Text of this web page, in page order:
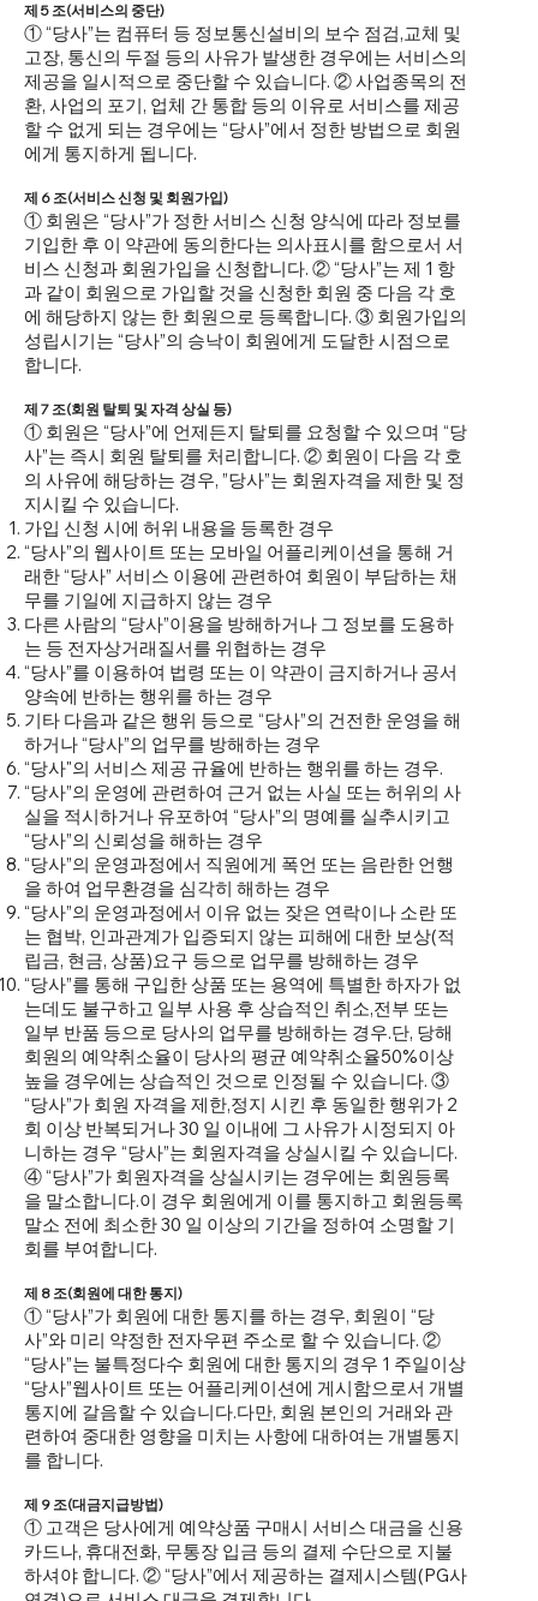
제 5 조(서비스의 중단)
① “당사”는 컴퓨터 등 정보통신설비의 보수 점검,교체 및
고장, 통신의 두절 등의 사유가 발생한 경우에는 서비스의
제공을 일시적으로 중단할 수 있습니다. ② 사업종목의 전
환, 사업의 포기, 업체 간 통합 등의 이유로 서비스를 제공
할 수 없게 되는 경우에는 “당사”에서 정한 방법으로 회원
에게 통지하게 됩니다.
제 6 조(서비스 신청 및 회원가입)
① 회원은 “당사”가 정한 서비스 신청 양식에 따라 정보를
기입한 후 이 약관에 동의한다는 의사표시를 함으로서 서
비스 신청과 회원가입을 신청합니다. ② “당사”는 제 1 항
과 같이 회원으로 가입할 것을 신청한 회원 중 다음 각 호
에 해당하지 않는 한 회원으로 등록합니다. ③ 회원가입의
성립시기는 “당사”의 승낙이 회원에게 도달한 시점으로
합니다.
제 7 조(회원 탈퇴 및 자격 상실 등)
① 회원은 “당사”에 언제든지 탈퇴를 요청할 수 있으며 “당
사”는 즉시 회원 탈퇴를 처리합니다. ② 회원이 다음 각 호
의 사유에 해당하는 경우, ”당사”는 회원자격을 제한 및 정
지시킬 수 있습니다.
가입 신청 시에 허위 내용을 등록한 경우
“당사”의 웹사이트 또는 모바일 어플리케이션을 통해 거
래한 “당사” 서비스 이용에 관련하여 회원이 부담하는 채
무를 기일에 지급하지 않는 경우
다른 사람의 “당사”이용을 방해하거나 그 정보를 도용하
는 등 전자상거래질서를 위협하는 경우
“당사”를 이용하여 법령 또는 이 약관이 금지하거나 공서
양속에 반하는 행위를 하는 경우
기타 다음과 같은 행위 등으로 “당사”의 건전한 운영을 해
하거나 “당사”의 업무를 방해하는 경우
“당사"의 서비스 제공 규율에 반하는 행위를 하는 경우.
“당사”의 운영에 관련하여 근거 없는 사실 또는 허위의 사
실을 적시하거나 유포하여 “당사”의 명예를 실추시키고
“당사”의 신뢰성을 해하는 경우
“당사”의 운영과정에서 직원에게 폭언 또는 음란한 언행
을 하여 업무환경을 심각히 해하는 경우
“당사”의 운영과정에서 이유 없는 잦은 연락이나 소란 또
는 협박, 인과관계가 입증되지 않는 피해에 대한 보상(적
립금, 현금, 상품)요구 등으로 업무를 방해하는 경우
“당사”를 통해 구입한 상품 또는 용역에 특별한 하자가 없
는데도 불구하고 일부 사용 후 상습적인 취소,전부 또는
일부 반품 등으로 당사의 업무를 방해하는 경우.단, 당해
회원의 예약취소율이 당사의 평균 예약취소율50%이상
높을 경우에는 상습적인 것으로 인정될 수 있습니다. ③
“당사”가 회원 자격을 제한,정지 시킨 후 동일한 행위가 2
회 이상 반복되거나 30 일 이내에 그 사유가 시정되지 아
니하는 경우 “당사”는 회원자격을 상실시킬 수 있습니다.
④ “당사”가 회원자격을 상실시키는 경우에는 회원등록
을 말소합니다.이 경우 회원에게 이를 통지하고 회원등록
말소 전에 최소한 30 일 이상의 기간을 정하여 소명할 기
회를 부여합니다.
제 8 조(회원에 대한 통지)
① “당사”가 회원에 대한 통지를 하는 경우, 회원이 “당
사”와 미리 약정한 전자우편 주소로 할 수 있습니다. ②
“당사”는 불특정다수 회원에 대한 통지의 경우 1 주일이상
“당사”웹사이트 또는 어플리케이션에 게시함으로서 개별
통지에 갈음할 수 있습니다.다만, 회원 본인의 거래와 관
련하여 중대한 영향을 미치는 사항에 대하여는 개별통지
를 합니다.
제 9 조(대금지급방법)
① 고객은 당사에게 예약상품 구매시 서비스 대금을 신용
카드나, 휴대전화, 무통장 입금 등의 결제 수단으로 지불
하셔야 합니다. ② “당사”에서 제공하는 결제시스템(PG사